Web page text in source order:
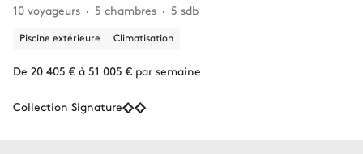
10 voyageurs
5 chambres 5 sdb
Piscine extérieure Climatisation
De 20 405 € à 51 005 € par semaine
Collection Signature